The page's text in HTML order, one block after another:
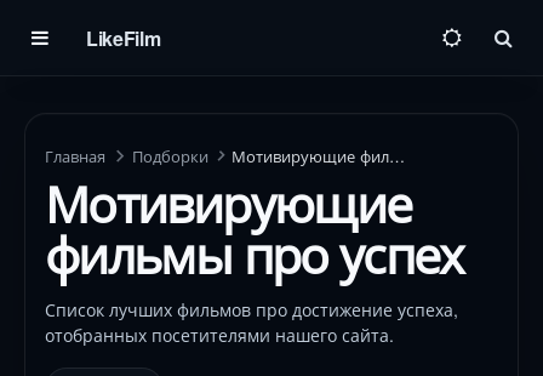
LikeFilm
Главная Подборки Мотивирующие фильмы про успех
Мотивирующие
фильмы про успех
Список лучших фильмов про достижение успеха,
отобранных посетителями нашего сайта.